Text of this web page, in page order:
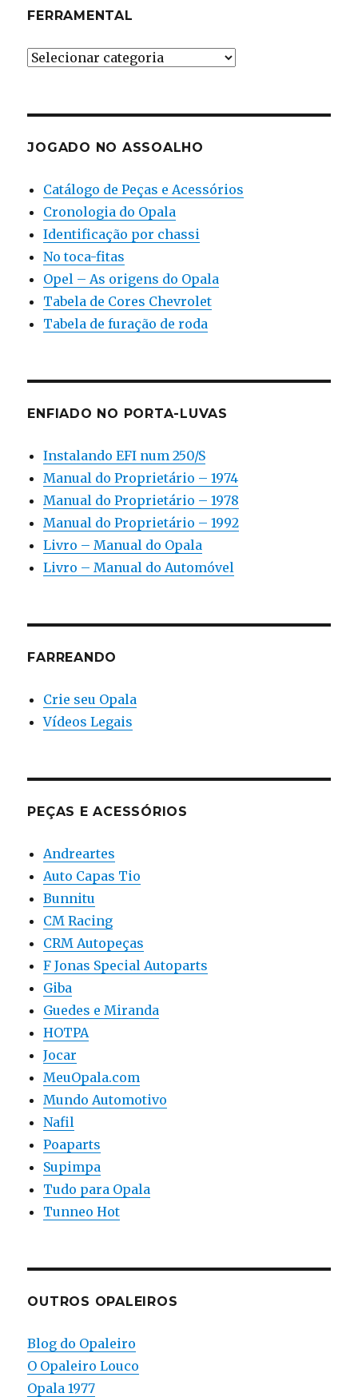
FERRAMENTAL
Ferramental
JOGADO NO ASSOALHO
Catálogo de Peças e Acessórios
Cronologia do Opala
Identificação por chassi
No toca-fitas
Opel – As origens do Opala
Tabela de Cores Chevrolet
Tabela de furação de roda
ENFIADO NO PORTA-LUVAS
Instalando EFI num 250/S
Manual do Proprietário – 1974
Manual do Proprietário – 1978
Manual do Proprietário – 1992
Livro – Manual do Opala
Livro – Manual do Automóvel
FARREANDO
Crie seu Opala
Vídeos Legais
PEÇAS E ACESSÓRIOS
Andreartes
Auto Capas Tio
Bunnitu
CM Racing
CRM Autopeças
F Jonas Special Autoparts
Giba
Guedes e Miranda
HOTPA
Jocar
MeuOpala.com
Mundo Automotivo
Nafil
Poaparts
Supimpa
Tudo para Opala
Tunneo Hot
OUTROS OPALEIROS
Blog do Opaleiro
O Opaleiro Louco
Opala 1977